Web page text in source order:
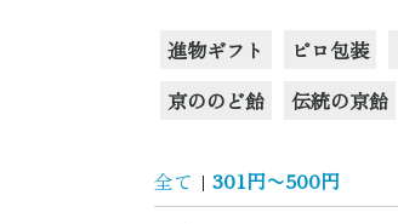
進物ギフト ピロ包装
京ののど飴
伝統の京飴
全て | 301円〜500円